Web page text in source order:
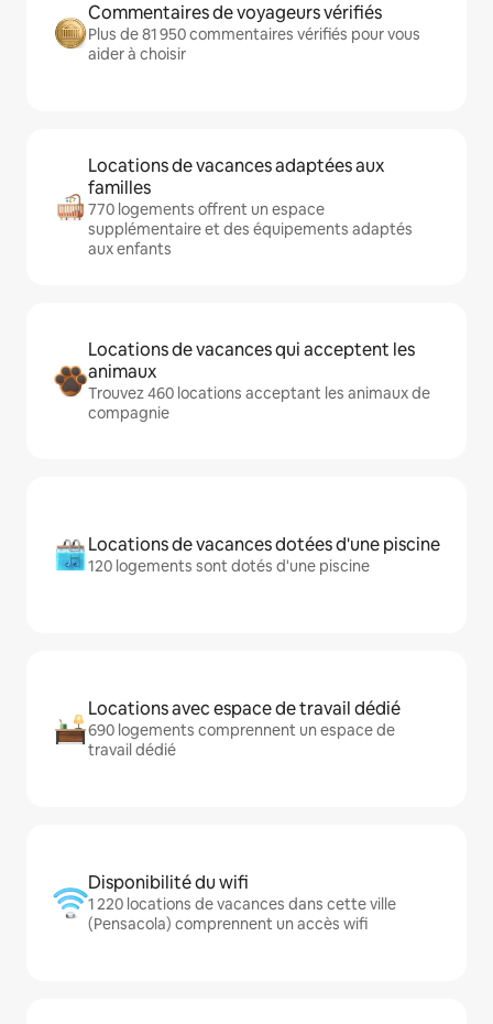
Commentaires de voyageurs vérifiés
Plus de 81 950 commentaires vérifiés pour vous
aider à choisir
Locations de vacances adaptées aux
familles
770 logements offrent un espace
supplémentaire et des équipements adaptés
aux enfants
Locations de vacances qui acceptent les
animaux
Trouvez 460 locations acceptant les animaux de
compagnie
Locations de vacances dotées d'une piscine
120 logements sont dotés d'une piscine
Locations avec espace de travail dédié
690 logements comprennent un espace de
travail dédié
Disponibilité du wifi
1 220 locations de vacances dans cette ville
(Pensacola) comprennent un accès wifi